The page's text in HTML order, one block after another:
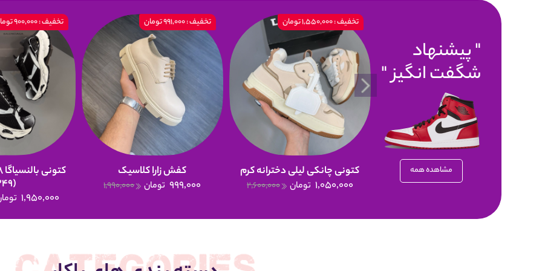
پیشنهاد
شگفت انگیز
مشاهده همه
تخفیف : 1,550,000 تومان
کتونی چانکی لیلی دخترانه کرم
1,050,000 تومان 2,600,000
تخفیف : 991,000 تومان
کفش زارا کلاسیک
999,000 تومان 1,990,000
تخفیف : 900,000 تومان
(249)
1,950,000